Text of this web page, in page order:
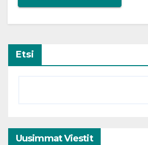
Etsi
Uusimmat Viestit